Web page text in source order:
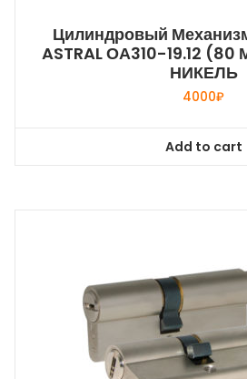
Цилиндровый
ASTRAL ОА310-19.12
НИКЕЛЬ
4000₽
Add to cart